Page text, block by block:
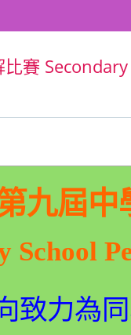
比賽
九屆中
School
致力為